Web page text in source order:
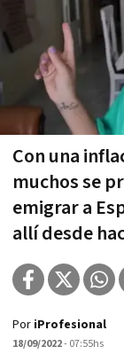
Con una
muchos se
emigrar a
allí desde
Por iProfesional
18/09/2022- 07:55hs